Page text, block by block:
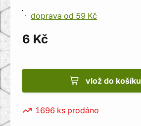
doprava od 59 Kč
6 Kč
vlož do košíku
1696 ks prodáno